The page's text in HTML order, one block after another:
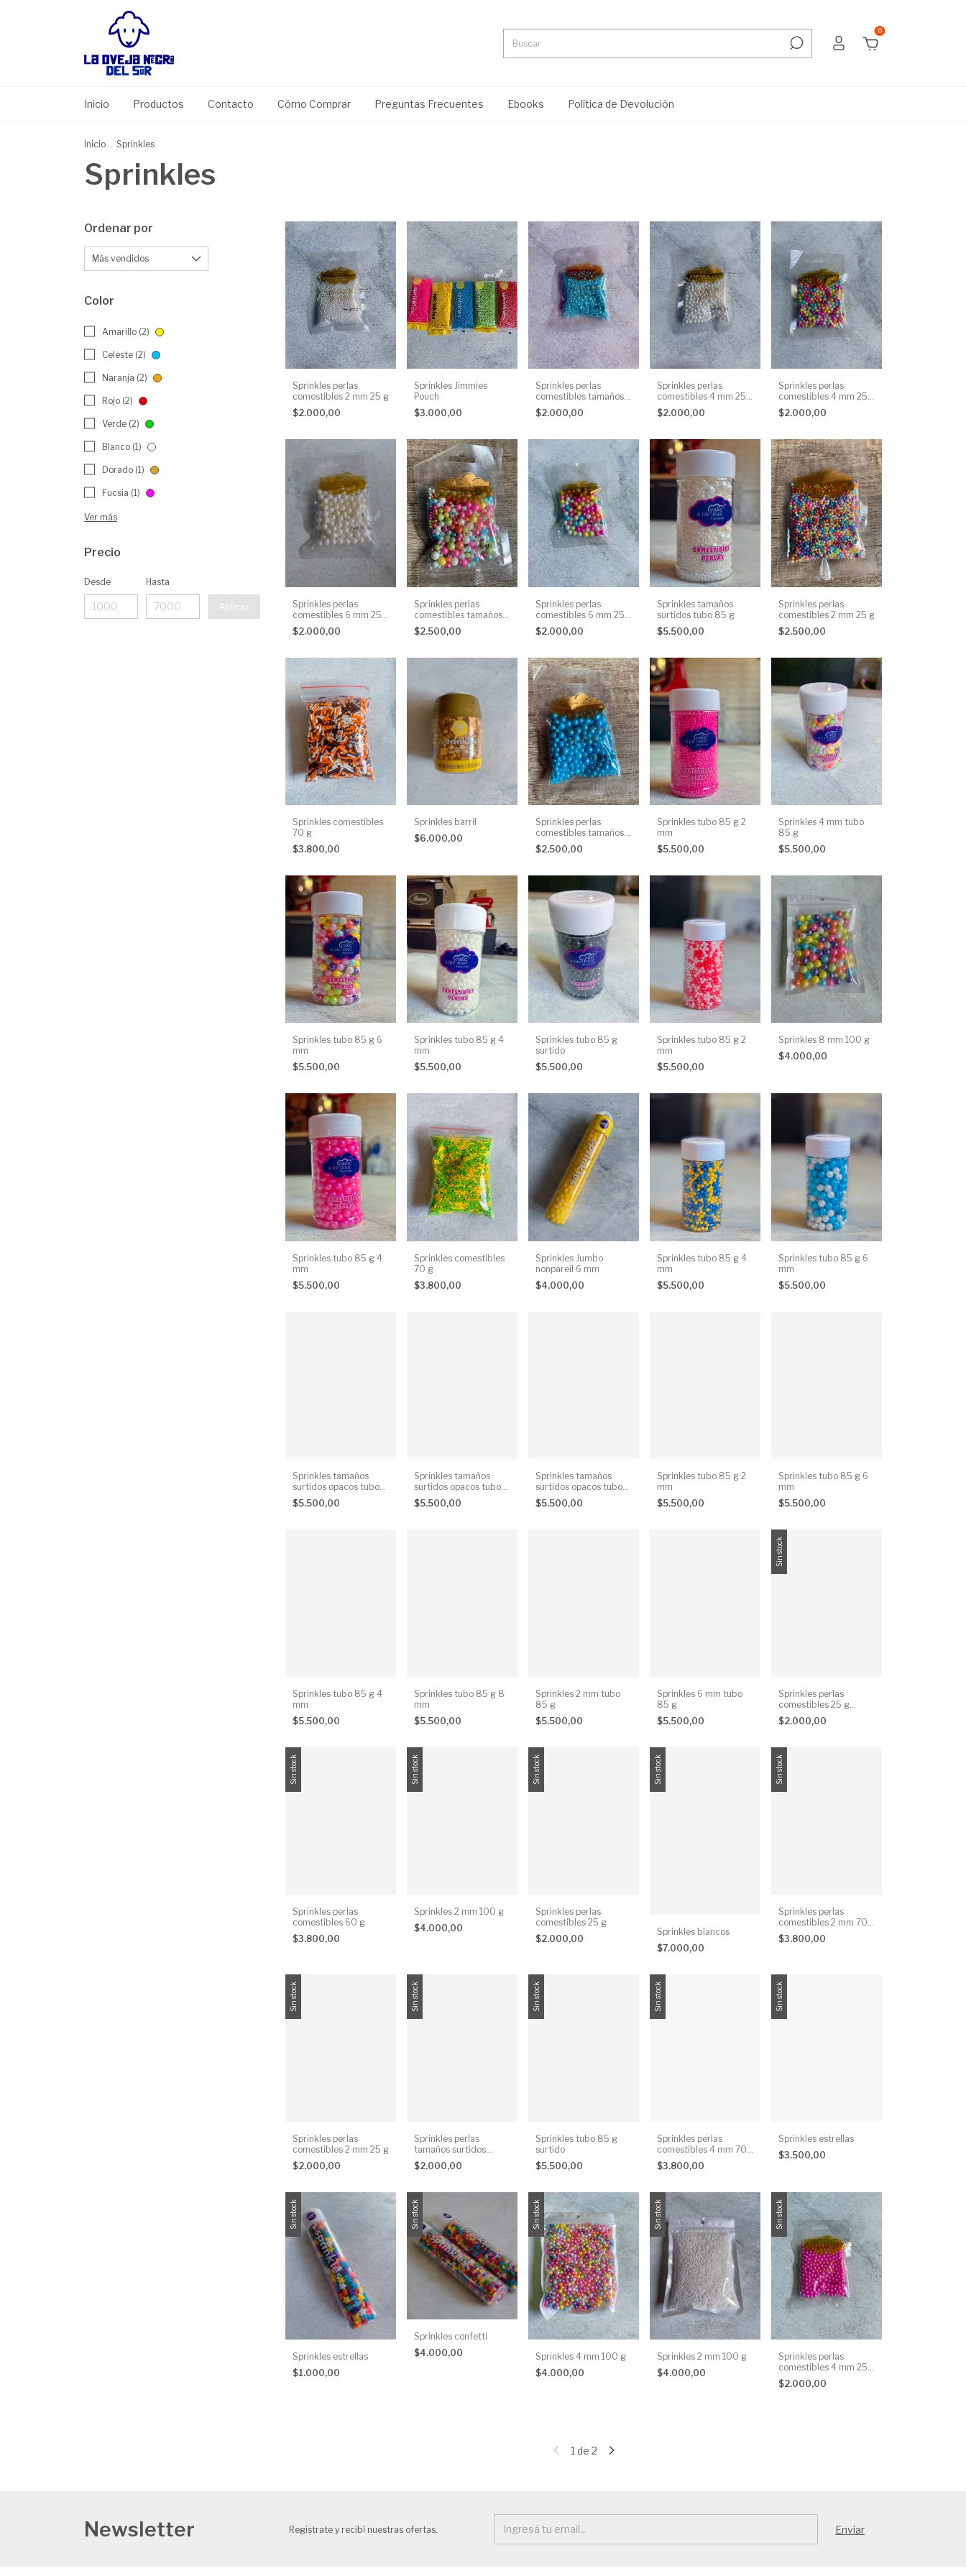
0
Inicio Productos Contacto Cómo Comprar Preguntas Frecuentes Ebooks Política de Devolución
Inicio . Sprinkles
Sprinkles
Ordenar por
Color
Amarillo (2)
Celeste (2)
Naranja (2)
Rojo (2)
Verde (2)
Blanco (1)
Dorado (1)
Fucsia (1)
Ver más
Precio
Desde Hasta
Aplicar
Sprinkles perlas
comestibles 2 mm 25 g
$2.000,00
Sprinkles Jimmies
Pouch
$3.000,00
Sprinkles perlas
comestibles tamaños
surtidos 25 g
$2.000,00
Sprinkles perlas
comestibles 4 mm 25
g
$2.000,00
Sprinkles perlas
comestibles 4 mm 25
g
$2.000,00
Sprinkles perlas
comestibles 6 mm 25
g
$2.000,00
Sprinkles perlas
comestibles tamaños
surtidos 25 g
$2.500,00
Sprinkles perlas
comestibles 6 mm 25
g
$2.000,00
Sprinkles tamaños
surtidos tubo 85 g
$5.500,00
Sprinkles perlas
comestibles 2 mm 25 g
$2.500,00
Sprinkles comestibles
70 g
$3.800,00
Sprinkles barril
$6.000,00
Sprinkles perlas
comestibles tamaños
surtidos 25 g
$2.500,00
Sprinkles tubo 85 g 2
mm
$5.500,00
Sprinkles 4 mm tubo
85 g
$5.500,00
Sprinkles tubo 85 g 6
mm
$5.500,00
Sprinkles tubo 85 g 4
mm
$5.500,00
Sprinkles tubo 85 g
surtido
$5.500,00
Sprinkles tubo 85 g 2
mm
$5.500,00
Sprinkles 8 mm 100 g
$4.000,00
Sprinkles tubo 85 g 4
mm
$5.500,00
Sprinkles comestibles
70 g
$3.800,00
Sprinkles Jumbo
nonpareil 6 mm
$4.000,00
Sprinkles tubo 85 g 4
mm
$5.500,00
Sprinkles tubo 85 g 6
mm
$5.500,00
Sprinkles tamaños
surtidos opacos tubo
85 g
$5.500,00
Sprinkles tamaños
surtidos opacos tubo
85 g
$5.500,00
Sprinkles tamaños
surtidos opacos tubo
85 g
$5.500,00
Sprinkles tubo 85 g 2
mm
$5.500,00
Sprinkles tubo 85 g 6
mm
$5.500,00
Sprinkles tubo 85 g 4
mm
$5.500,00
Sprinkles tubo 85 g 8
mm
$5.500,00
Sprinkles 2 mm tubo
85 g
$5.500,00
Sprinkles 6 mm tubo
85 g
$5.500,00
Sin stock
Sprinkles perlas
comestibles 25 g
tamaños surtidos
$2.000,00
Sin stock
Sprinkles perlas
comestibles 60 g
$3.800,00
Sin stock
Sprinkles 2 mm 100 g
$4.000,00
Sin stock
Sprinkles perlas
comestibles 25 g
$2.000,00
Sin stock
Sprinkles blancos
$7.000,00
Sin stock
Sprinkles perlas
comestibles 2 mm 70
g
$3.800,00
Sin stock
Sprinkles perlas
comestibles 2 mm 25 g
$2.000,00
Sin stock
Sprinkles perlas
tamaños surtidos
comestibles 25 g
$2.000,00
Sin stock
Sprinkles tubo 85 g
surtido
$5.500,00
Sin stock
Sprinkles perlas
comestibles 4 mm 70
g
$3.800,00
Sin stock
Sprinkles estrellas
$3.500,00
Sin stock
Sprinkles estrellas
$1.000,00
Sin stock
Sprinkles confetti
$4.000,00
Sin stock
Sprinkles 4 mm 100 g
$4.000,00
Sin stock
Sprinkles 2 mm 100 g
$4.000,00
Sin stock
Sprinkles perlas
comestibles 4 mm 25
g
$2.000,00
1 de 2
Newsletter Registrate y recibí nuestras ofertas.